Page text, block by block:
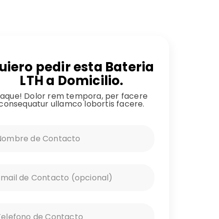
pedir esta Bateria
LTH a Domicilio.
Dolor rem tempora, per facere
ullamco lobortis facere.